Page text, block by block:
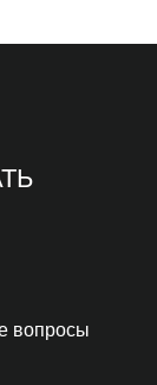
вопросы